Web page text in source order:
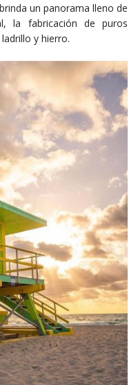
un panorama lleno de
la fabricación de puros
y hierro.